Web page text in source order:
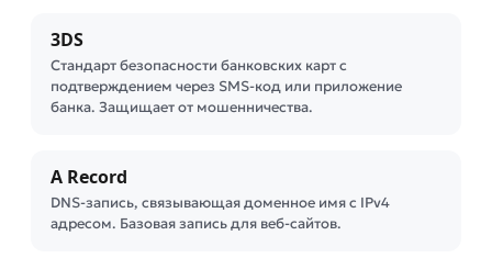
3DS
Стандарт безопасности банковских карт с
подтверждением через SMS-код или приложение
банка. Защищает от мошенничества.
A Record
DNS-запись, связывающая доменное имя с IPv4
адресом. Базовая запись для веб-сайтов.